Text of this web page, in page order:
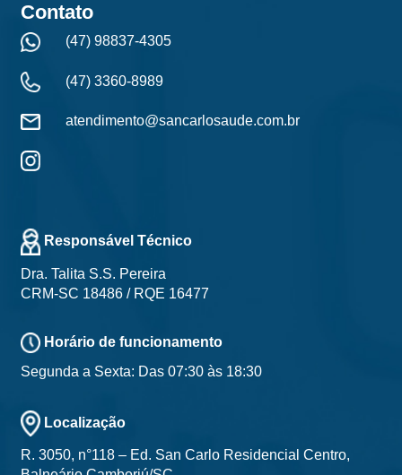
Contato
(47) 98837-4305
(47) 3360-8989
atendimento@sancarlosaude.com.br
Responsável Técnico
Dra. Talita S.S. Pereira
CRM-SC 18486 / RQE 16477
Horário de funcionamento
Segunda a Sexta: Das 07:30 às 18:30
Localização
R. 3050, n°118 – Ed. San Carlo Residencial Centro,